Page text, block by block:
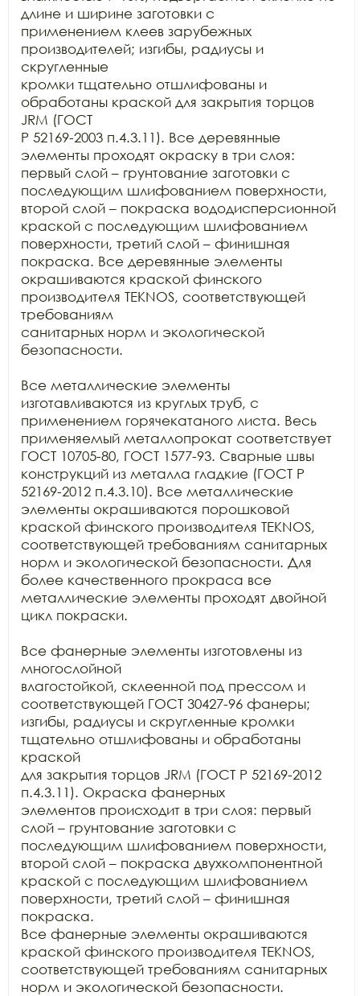
длине и ширине заготовки с
применением клеев зарубежных
производителей; изгибы, радиусы и
скругленные
кромки тщательно отшлифованы и
обработаны краской для закрытия торцов
JRM (ГОСТ
Р 52169-2003 п.4.3.11). Все деревянные
элементы проходят окраску в три слоя:
первый слой – грунтование заготовки с
последующим шлифованием поверхности,
второй слой – покраска вододисперсионной
краской с последующим шлифованием
поверхности, третий слой – финишная
покраска. Все деревянные элементы
окрашиваются краской финского
производителя TEKNOS, соответствующей
требованиям
санитарных норм и экологической
безопасности.
Все металлические элементы
изготавливаются из круглых труб, с
применением горячекатаного листа. Весь
применяемый металлопрокат соответствует
ГОСТ 10705-80, ГОСТ 1577-93. Сварные швы
конструкций из металла гладкие (ГОСТ Р
52169-2012 п.4.3.10). Все металлические
элементы окрашиваются порошковой
краской финского производителя TEKNOS,
соответствующей требованиям санитарных
норм и экологической безопасности. Для
более качественного прокраса все
металлические элементы проходят двойной
цикл покраски.
Все фанерные элементы изготовлены из
многослойной
влагостойкой, склеенной под прессом и
соответствующей ГОСТ 30427-96 фанеры;
изгибы, радиусы и скругленные кромки
тщательно отшлифованы и обработаны
краской
для закрытия торцов JRM (ГОСТ Р 52169-2012
п.4.3.11). Окраска фанерных
элементов происходит в три слоя: первый
слой – грунтование заготовки с
последующим шлифованием поверхности,
второй слой – покраска двухкомпонентной
краской с последующим шлифованием
поверхности, третий слой – финишная
покраска.
Все фанерные элементы окрашиваются
краской финского производителя TEKNOS,
соответствующей требованиям санитарных
норм и экологической безопасности.